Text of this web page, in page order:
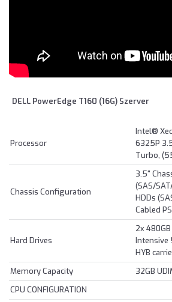
DELL PowerEdge T160 (16G) Szerver
Processor
Intel®
6325P
Turbo,
Chassis Configuration
3.5"
(SAS/
HDDs
Cabled
Hard Drives
2x
Intensive
HYB
Memory Capacity
32GB
CPU CONFIGURATION